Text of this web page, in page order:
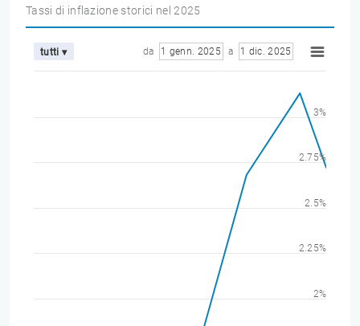
Tassi di inflazione storici nel 2025
tutti ▾ da 1 genn. 2025 a 1 dic. 2025
2%
2.25%
2.5%
2.75%
3%